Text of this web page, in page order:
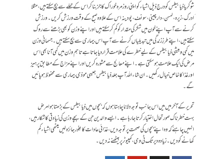
شوگر یا ذیابیطس کو درج ذیل اشیا ء کو اپنی روز مرہ خوراک کا جز بنا کر اس کے حملے سے بچ سکتے ہیں ،مثلا
َادرک ، زیرہ، لہسن، دار چینی، سونف ،پودینہ اس کے علاوہ صبح کے وقت ورزش کریں۔ ورزش
کرنے سے آپ اپنے خون میں شکر کی مقدار کو کم کر سکتے ہیں اور اپنے وزن کو بھی بڑھنے سے روک
سکتے ہیں،اپنے طرزِزندگی میں تبدیلیاں کرنے سے آپ اس بیماری سے بچ سکتے ہیں۔جسمانی وزن
میں کمی وبیشی ذیابیطس کے لیے خطرے کی علامت قرار دیا جاتا ہے تاہم وزن میں کمی آنا بھی اس
مرض کی ایک علامت ہوسکتی ہے۔اپنے معالج سے مشورہ کریں اور اپنے مزاج کے مطابق پرہیز
اور غذ ا کا خاص خیال رکھیں۔ ان شاء اللہ آپ جلد ذیابیطس جیسی موذی بیماری سے محفوظ ہو پائیں
گے۔
تحریرکے آخر میں میں اس جانب توجہ دلانا چاہتا ہوں کہ بچوں میں ذیابیطس کے بڑھتا ہوا مرض
بہت خطرناک صورتحال اختیار کرتا جا رہا ہے ۔ ایسے والدین جن کے بچے وزن کی زیادتی کا شکار ہیں،
انہیں چاہئے کہ وہ اپنے بچوں کی صحت پر توجہ دیں، غذائی عادات کا بغور جائزہ لیں میٹھی اشیاء کم
کھانے کو دیں ۔ زیادہ دیر تک ٹی وی ،کمپیوٹر پر بیٹھنے نہ دیں ۔